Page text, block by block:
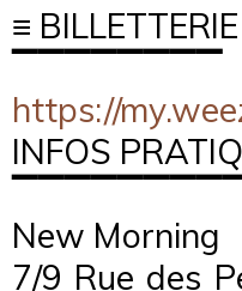
≡ BILLETTERIE
▔▔▔▔▔▔▔▔
https://
INFOS
New Morning
7/9 Rue des